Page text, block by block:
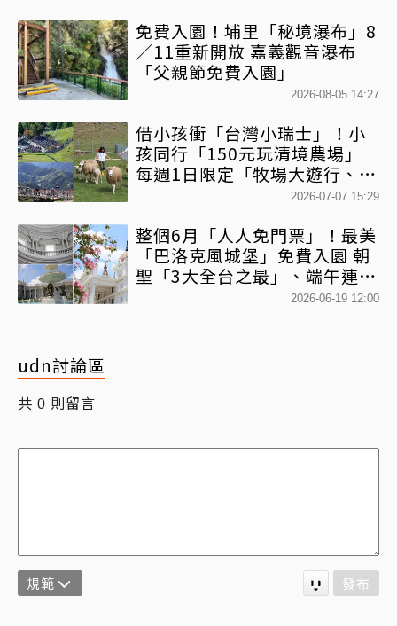
免費入園！埔里「秘境瀑布」8
／11重新開放 嘉義觀音瀑布
「父親節免費入園」
2026-08-05 14:27
借小孩衝「台灣小瑞士」！小
孩同行「150元玩清境農場」
每週1日限定「牧場大遊行、小
羊照相館」系列活動1次看
2026-07-07 15:29
整個6月「人人免門票」！最美
「巴洛克風城堡」免費入園 朝
聖「3大全台之最」、端午連假
加碼「陸上龍舟賽」統統有獎
2026-06-19 12:00
udn討論區
共 0 則留言
規範 發布